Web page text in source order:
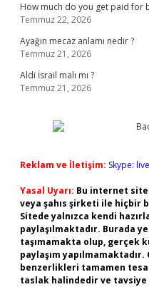
How much do you get paid for
Temmuz 22, 2026
Ayağın mecaz anlamı nedir ?
Temmuz 21, 2026
Aldi İsrail malı mı ?
Temmuz 21, 2026
Reklam ve İletişim: Skype:
Yasal Uyarı: Bu internet
veya şahıs şirketi ile hiçbir
Sitede yalnızca kendi
paylaşılmaktadır. Burada
taşımamakta olup, gerçek
paylaşım
benzerlikleri tamamen
taslak halindedir ve